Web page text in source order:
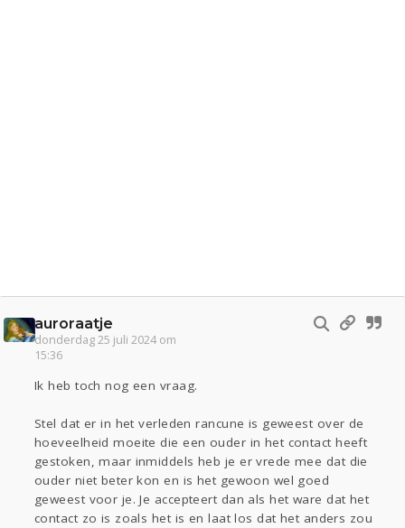
auroraatje
donderdag 25 juli 2024 om
15:36
Ik heb toch nog een vraag.
Stel dat er in het verleden rancune is geweest over de
hoeveelheid moeite die een ouder in het contact heeft
gestoken, maar inmiddels heb je er vrede mee dat die
ouder niet beter kon en is het gewoon wel goed
geweest voor je. Je accepteert dan als het ware dat het
contact zo is zoals het is en laat los dat het anders zou